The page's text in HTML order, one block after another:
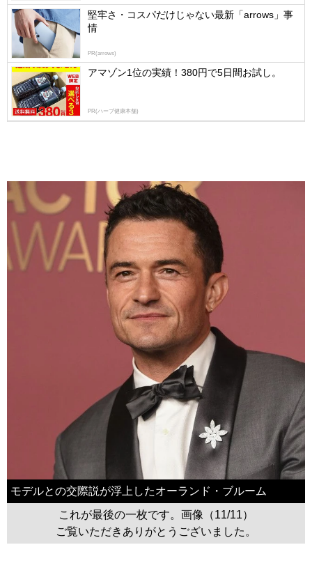
堅牢さ・コスパだけじゃない最新「arrows」事
情
PR(arrows)
アマゾン1位の実績！380円で5日間お試し。
PR(ハーブ健康本舗)
モデルとの交際説が浮上したオーランド・ブルーム
これが最後の一枚です。画像（11/11）
ご覧いただきありがとうございました。